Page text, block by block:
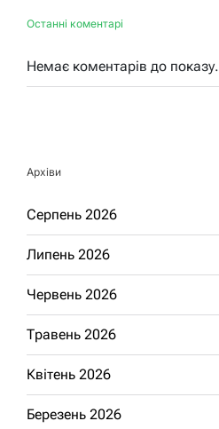
Останні коментарі
Немає коментарів до показу.
Архіви
Серпень 2026
Липень 2026
Червень 2026
Травень 2026
Квітень 2026
Березень 2026